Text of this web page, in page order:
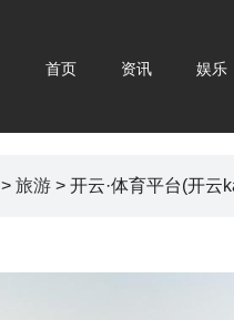
首页 资讯 娱乐
> 旅游 > 开云·体育平台(开云